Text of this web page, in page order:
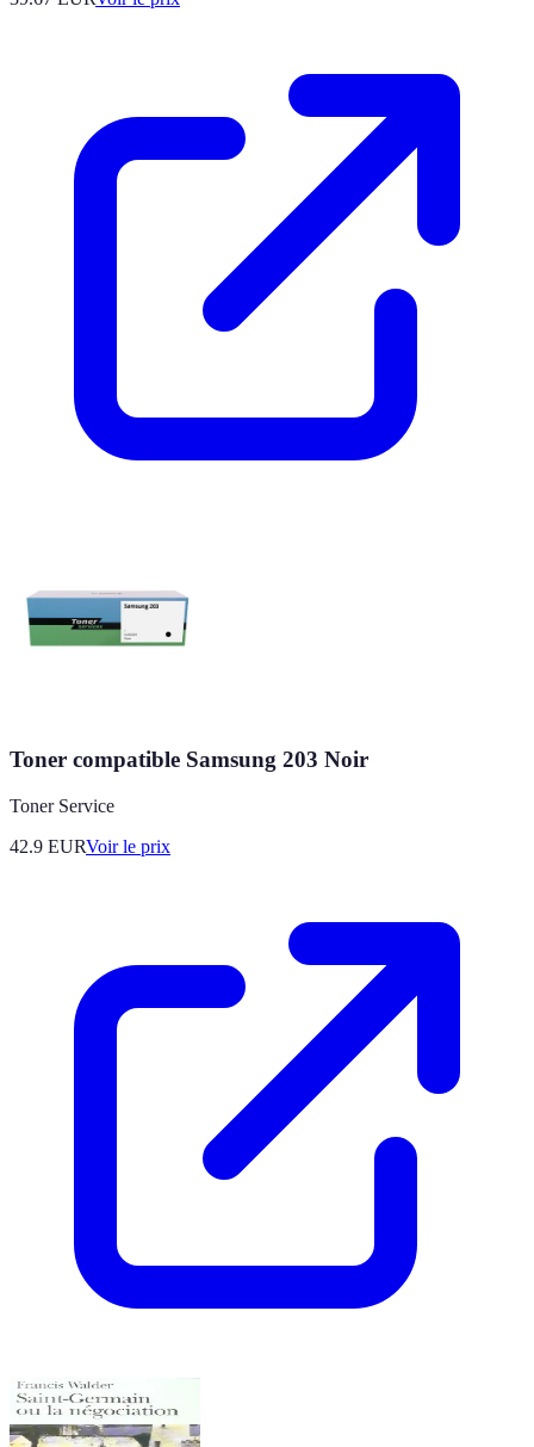
Toner compatible Samsung 203 Noir
Toner Service
42.9 EURVoir le prix